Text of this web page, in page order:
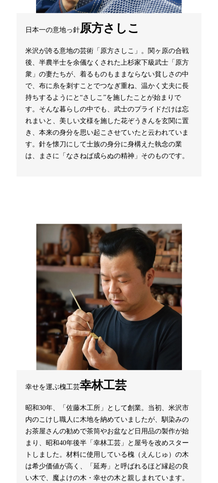
日本一の意地っ針原方さしこ
米沢が誇る意地の芸術「原方さしこ」。関ヶ原の合戦
後、半農半士を余儀なくされた上杉家下級武士「原方
衆」の妻たちが、着るものもままならない貧しさの中
で、布に糸を刺すことでつなぎ重ね、温かく丈夫に長
持ちするようにと“さしこ”を施したことが始まりで
す。そんな暮らしの中でも、武士のプライドだけは忘
れまいと、美しい文様を施した花ぞうきんを玄関に置
き、本来の身分を思い起こさせていたと云われていま
す。針を懐刀にして士族の身分に身構えた執念の業
は、まさに「なさねば成らぬの精神」そのものです。
幸せを運ぶ槐工芸幸林工芸
昭和30年、「佐藤木工所」として創業。当初、米沢市
内のこけし職人に木地を納めていましたが、馴染みの
お茶屋さんの勧めで茶筒やお盆など日用品の製作が始
まり、昭和40年後半「幸林工芸」と屋号を改めスター
トしました。材料に使用している槐（えんじゅ）の木
は希少価値が高く、「延寿」と呼ばれるほど縁起の良
い木で、魔よけの木・幸せの木と親しまれています。